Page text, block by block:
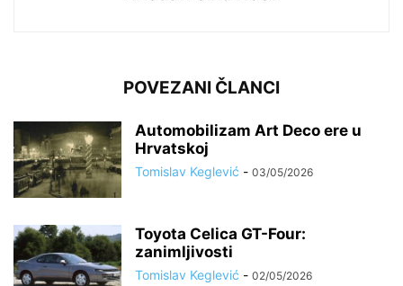
POVEZANI ČLANCI
Automobilizam Art Deco ere u
Hrvatskoj
Tomislav Keglević - 03/05/2026
Toyota Celica GT-Four:
zanimljivosti
Tomislav Keglević - 02/05/2026